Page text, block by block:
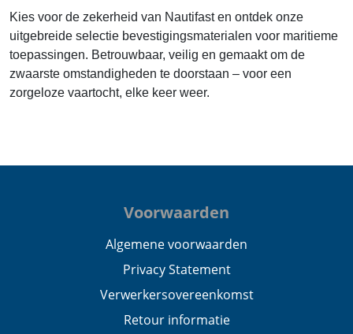
Kies voor de zekerheid van Nautifast en ontdek onze
uitgebreide selectie bevestigingsmaterialen voor maritieme
toepassingen. Betrouwbaar, veilig en gemaakt om de
zwaarste omstandigheden te doorstaan – voor een
zorgeloze vaartocht, elke keer weer.
Voorwaarden
Algemene voorwaarden
Privacy Statement
Verwerkersovereenkomst
Retour informatie